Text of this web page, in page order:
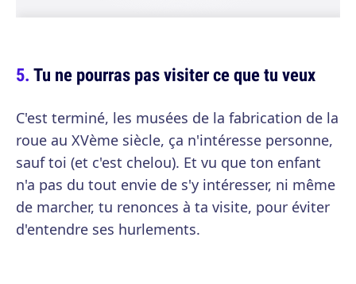
Tu ne pourras pas visiter ce que tu veux
C'est terminé, les musées de la fabrication de la
roue au XVème siècle, ça n'intéresse personne,
sauf toi (et c'est chelou). Et vu que ton enfant
n'a pas du tout envie de s'y intéresser, ni même
de marcher, tu renonces à ta visite, pour éviter
d'entendre ses hurlements.